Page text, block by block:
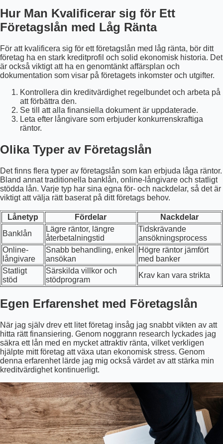
Hur Man Kvalificerar sig för Ett
Företagslån med Låg Ränta
För att kvalificera sig för ett företagslån med låg ränta, bör ditt
företag ha en stark kreditprofil och solid ekonomisk historia. Det
är också viktigt att ha en genomtänkt affärsplan och
dokumentation som visar på företagets inkomster och utgifter.
Kontrollera din kreditvärdighet regelbundet och arbeta på
att förbättra den.
Se till att alla finansiella dokument är uppdaterade.
Leta efter långivare som erbjuder konkurrenskraftiga
räntor.
Olika Typer av Företagslån
Det finns flera typer av företagslån som kan erbjuda låga räntor.
Bland annat traditionella banklån, online-långivare och statligt
stödda lån. Varje typ har sina egna för- och nackdelar, så det är
viktigt att välja rätt baserat på ditt företags behov.
Lånetyp Fördelar
Nackdelar
Banklån
Lägre räntor, längre
återbetalningstid
Tidskrävande
ansökningsprocess
Online-
långivare
Snabb behandling, enkel
ansökan
Högre räntor jämfört
med banker
Statligt
stöd
Särskilda villkor och
stödprogram
Krav kan vara strikta
Egen Erfarenshet med Företagslån
När jag själv drev ett litet företag insåg jag snabbt vikten av att
hitta rätt finansiering. Genom noggrann research lyckades jag
säkra ett lån med en mycket attraktiv ränta, vilket verkligen
hjälpte mitt företag att växa utan ekonomisk stress. Genom
denna erfarenhet lärde jag mig också värdet av att stärka min
kreditvärdighet kontinuerligt.